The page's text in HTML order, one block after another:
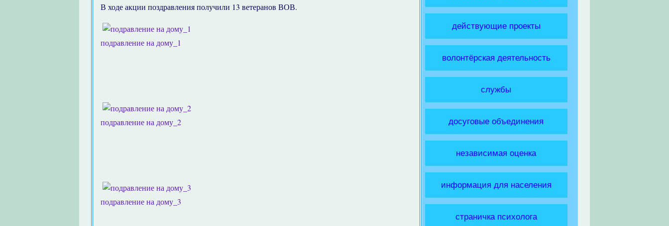
В ходе акции поздравления получили 13 ветеранов ВОВ.
подравление на дому_1
подравление на дому_2
подравление на дому_3
действующие проекты
волонтёрская деятельность
службы
досуговые объединения
независимая оценка
информация для населения
страничка психолога